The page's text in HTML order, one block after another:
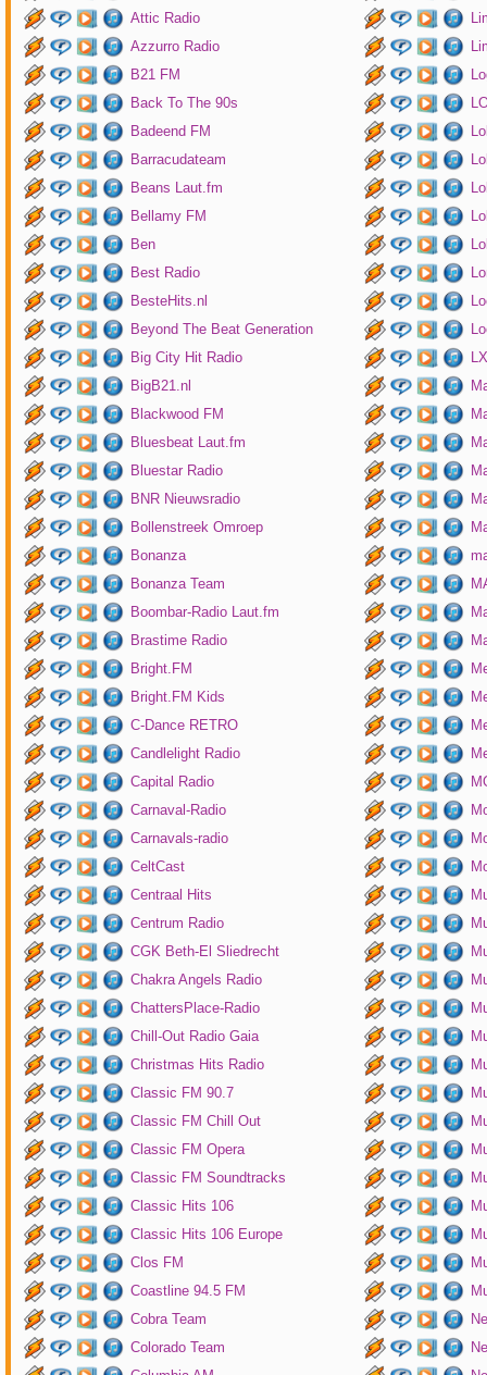
Attic Radio
Azzurro Radio
B21 FM
Back To The 90s
Badeend FM
Barracudateam
Beans Laut.fm
Bellamy FM
Ben
Best Radio
BesteHits.nl
Beyond The Beat Generation
Big City Hit Radio
BigB21.nl
Blackwood FM
Bluesbeat Laut.fm
Bluestar Radio
BNR Nieuwsradio
Bollenstreek Omroep
Bonanza
Bonanza Team
Boombar-Radio Laut.fm
Brastime Radio
Bright.FM
Bright.FM Kids
C-Dance RETRO
Candlelight Radio
Capital Radio
Carnaval-Radio
Carnavals-radio
CeltCast
Centraal Hits
Centrum Radio
CGK Beth-El Sliedrecht
Chakra Angels Radio
ChattersPlace-Radio
Chill-Out Radio Gaia
Christmas Hits Radio
Classic FM 90.7
Classic FM Chill Out
Classic FM Opera
Classic FM Soundtracks
Classic Hits 106
Classic Hits 106 Europe
Clos FM
Coastline 94.5 FM
Cobra Team
Colorado Team